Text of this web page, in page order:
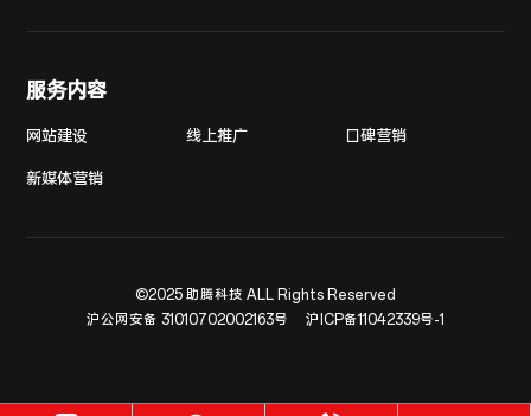
服务内容
网站建设 线上推广 口碑营销
新媒体营销
©2025 助腾科技 ALL Rights Reserved
沪公网安备 31010702002163号
沪ICP备11042339号-1